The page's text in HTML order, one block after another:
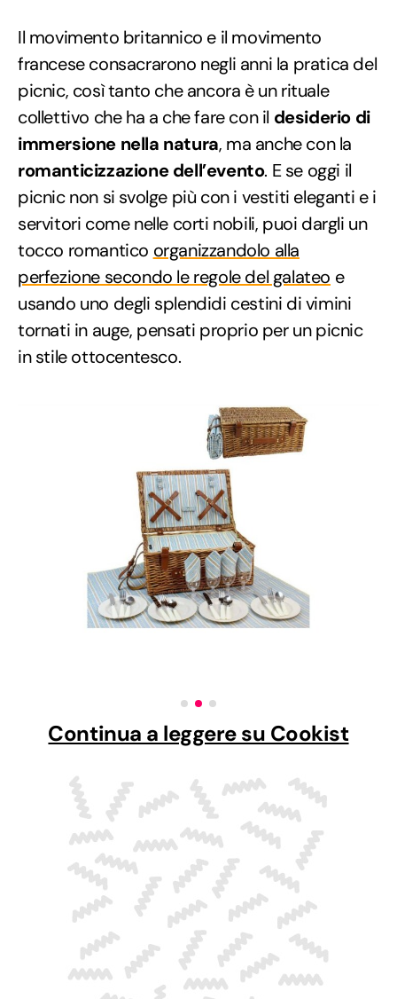
Il movimento britannico e il movimento
francese consacrarono negli anni la pratica del
picnic, così tanto che ancora è un rituale
collettivo che ha a che fare con il desiderio di
immersione nella natura, ma anche con la
romanticizzazione dell’evento. E se oggi il
picnic non si svolge più con i vestiti eleganti e i
servitori come nelle corti nobili, puoi dargli un
tocco romantico organizzandolo alla
perfezione secondo le regole del galateo e
usando uno degli splendidi cestini di vimini
tornati in auge, pensati proprio per un picnic
in stile ottocentesco.
Continua a leggere su Cookist